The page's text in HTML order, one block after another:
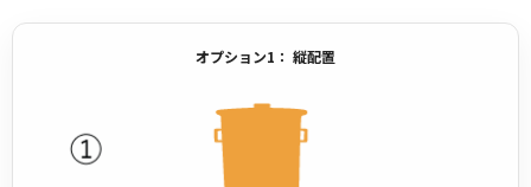
オプション1： 縦配置